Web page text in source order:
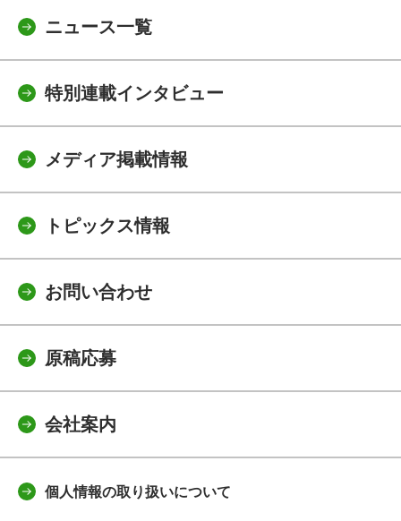
ニュース一覧
特別連載インタビュー
メディア掲載情報
トピックス情報
お問い合わせ
原稿応募
会社案内
個人情報の取り扱いについて